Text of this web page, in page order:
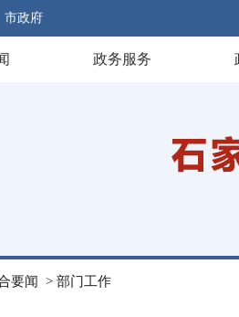
市政府
政务服务
要闻 > 部门工作